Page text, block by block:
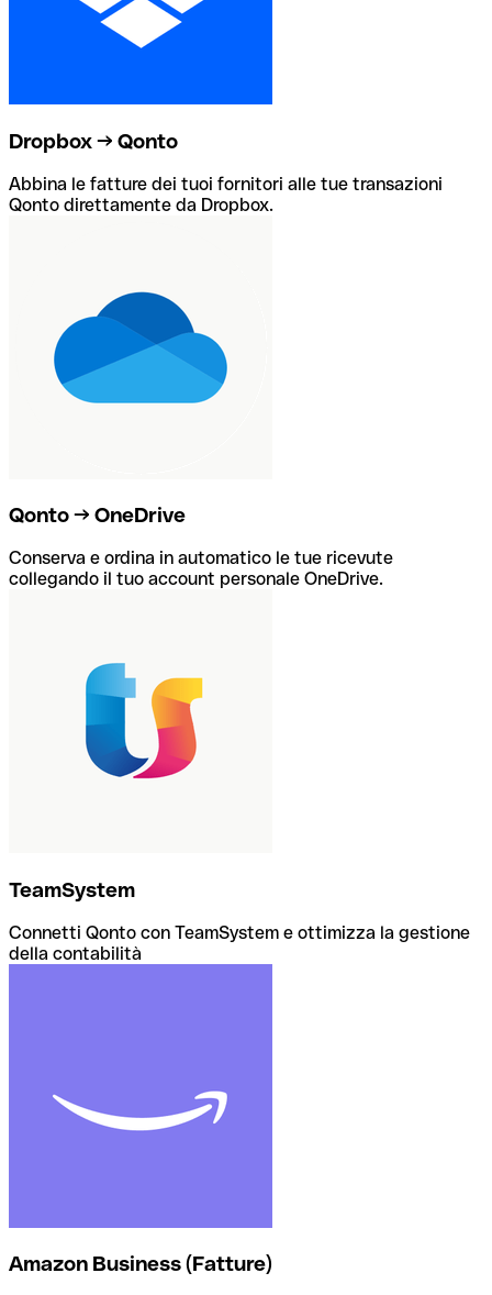
Dropbox → Qonto
Abbina le fatture dei tuoi fornitori alle tue transazioni
Qonto direttamente da Dropbox.
Qonto → OneDrive
Conserva e ordina in automatico le tue ricevute
collegando il tuo account personale OneDrive.
TeamSystem
Connetti Qonto con TeamSystem e ottimizza la gestione
della contabilità
Amazon Business (Fatture)